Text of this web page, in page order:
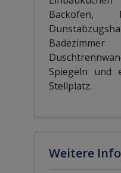
Backofen,
Spiegeln und
Stellplatz.
Weitere